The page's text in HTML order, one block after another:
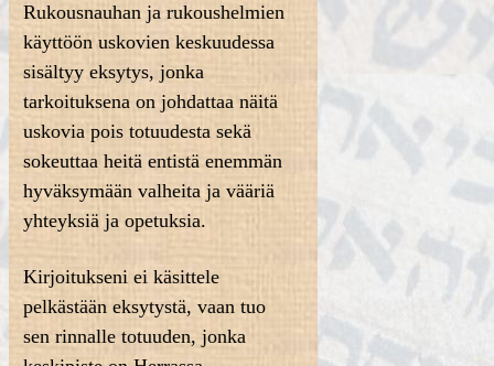
Rukousnauhan ja rukoushelmien
käyttöön uskovien keskuudessa
sisältyy eksytys, jonka
tarkoituksena on johdattaa näitä
uskovia pois totuudesta sekä
sokeuttaa heitä entistä enemmän
hyväksymään valheita ja vääriä
yhteyksiä ja opetuksia.
Kirjoitukseni ei käsittele
pelkästään eksytystä, vaan tuo
sen rinnalle totuuden, jonka